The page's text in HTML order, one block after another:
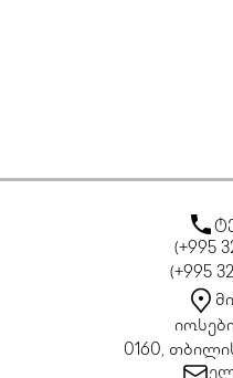
(+995
(+995
0160,